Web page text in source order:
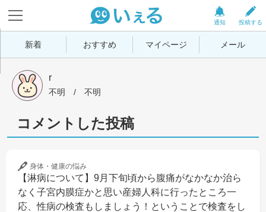
投稿する
通知
新着 おすすめ マイページ メール
r
不明 / 不明
コメントした投稿
身体・健康の悩み
【淋病について】9月下旬頃から腹痛がなかなか治ら
なく子宮内膜症かと思い産婦人科に行ったところ一
応、性病の検査もしましょう！ということで検査をし